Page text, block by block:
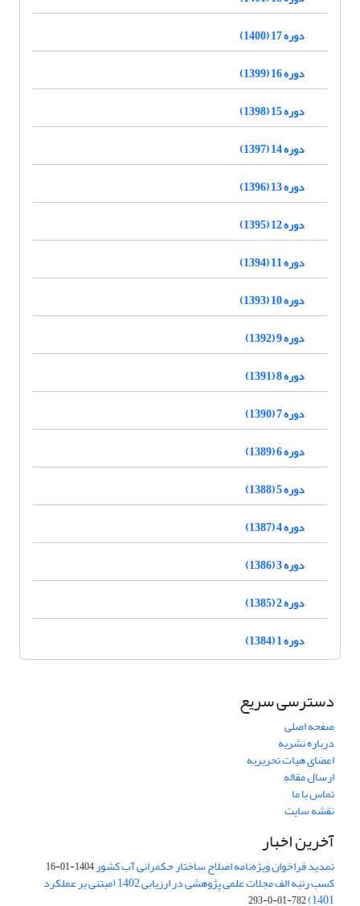
دوره 17 (1400)
دوره 16 (1399)
دوره 15 (1398)
دوره 14 (1397)
دوره 13 (1396)
دوره 12 (1395)
دوره 11 (1394)
دوره 10 (1393)
دوره 9 (1392)
دوره 8 (1391)
دوره 7 (1390)
دوره 6 (1389)
دوره 5 (1388)
دوره 4 (1387)
دوره 3 (1386)
دوره 2 (1385)
دوره 1 (1384)
دسترسی سریع
صفحه اصلی
درباره نشریه
اعضای هیات تحریریه
ارسال مقاله
تماس با ما
نقشه سایت
آخرین اخبار
تمدید فراخوان ویژه‌نامه اصلاح ساختار حکمرانی آب کشور1404-01-16
کسب رتبه الف مجلات علمی پژوهشی در ارزیابی 1402 (مبتنی بر عملکرد
1401)
782-01-0-293